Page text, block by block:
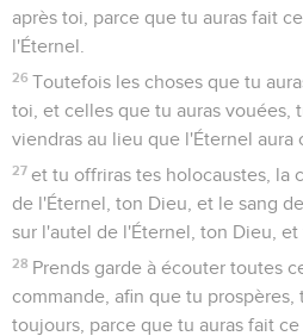
après toi, parce que tu auras fait
l'Éternel.
26 Toutefois les choses que tu
toi, et celles que tu auras vouées,
viendras au lieu que l'Éternel aura
27 et tu offriras tes holocaustes, la
de l'Éternel, ton Dieu, et le sang
sur l'autel de l'Éternel, ton Dieu, et
28 Prends garde à écouter toutes
commande, afin que tu prospères,
toujours, parce que tu auras fait